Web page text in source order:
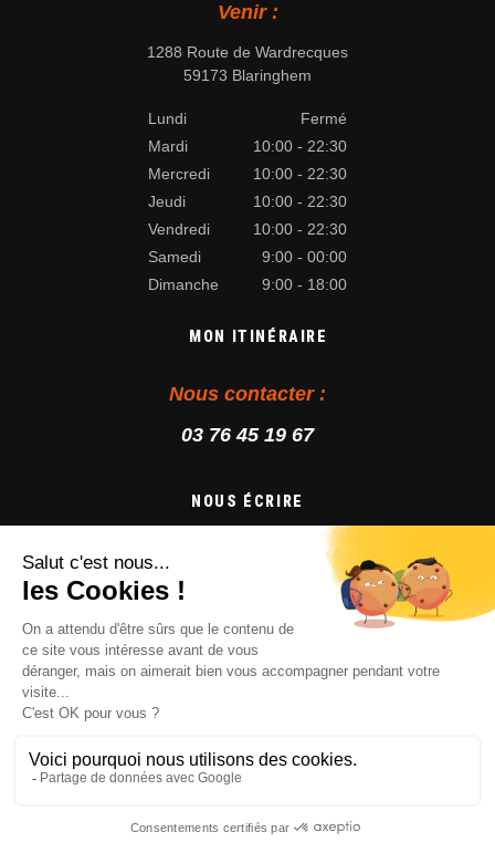
Venir :
1288 Route de Wardrecques
59173 Blaringhem
Lundi
Fermé
Mardi
10:00 - 22:30
Mercredi
10:00 - 22:30
Jeudi
10:00 - 22:30
Vendredi
10:00 - 22:30
Samedi
9:00 - 00:00
Dimanche
9:00 - 18:00
MON ITINÉRAIRE
Nous contacter :
03 76 45 19 67
NOUS ÉCRIRE
POLITIQUE DE CONFIDENTIALITÉ